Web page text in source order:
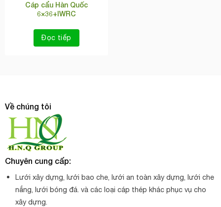
Cáp cẩu Hàn Quốc
6×36+IWRC
Đọc tiếp
Về chúng tôi
Chuyên cung cấp:
Lưới xây dựng, lưới bao che, lưới an toàn xây dựng, lưới che
nắng, lưới bóng đá. và các loại cáp thép khác phục vụ cho
xây dựng.